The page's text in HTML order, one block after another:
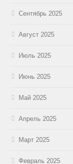
Сентябрь 2025
Август 2025
Июль 2025
Июнь 2025
Май 2025
Апрель 2025
Март 2025
Февраль 2025